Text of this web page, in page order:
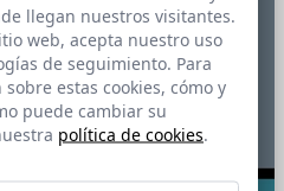
llegan nuestros visitantes.
web, acepta nuestro uso
de seguimiento. Para
estas cookies, cómo y
puede cambiar su
política de cookies.